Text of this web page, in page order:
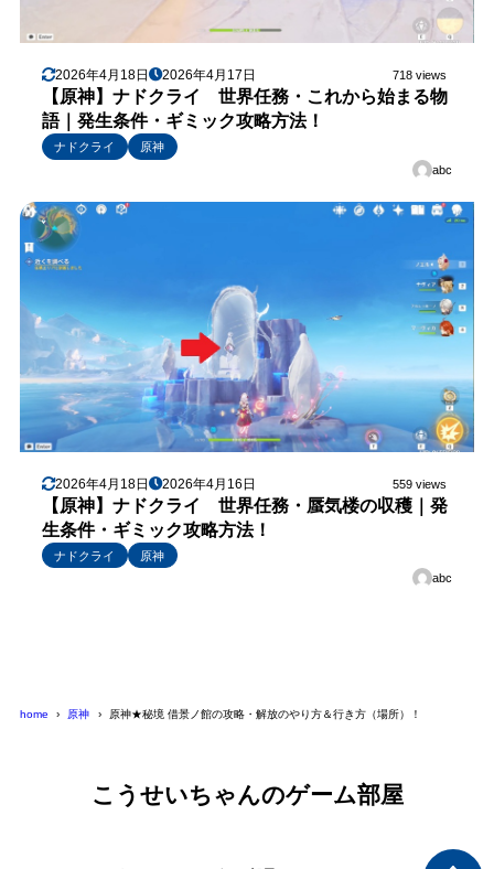
2026年4月18日 2026年4月17日 718 views
【原神】ナドクライ 世界任務・これから始まる物
語｜発生条件・ギミック攻略方法！
ナドクライ
原神
abc
2026年4月18日 2026年4月16日 559 views
【原神】ナドクライ 世界任務・蜃気楼の収穫｜発
生条件・ギミック攻略方法！
ナドクライ
原神
abc
home 原神 原神★秘境 借景ノ館の攻略・解放のやり方＆行き方（場所）！
こうせいちゃんのゲーム部屋